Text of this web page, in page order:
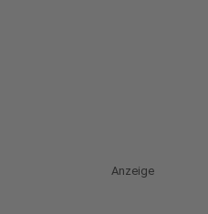
Anzeige